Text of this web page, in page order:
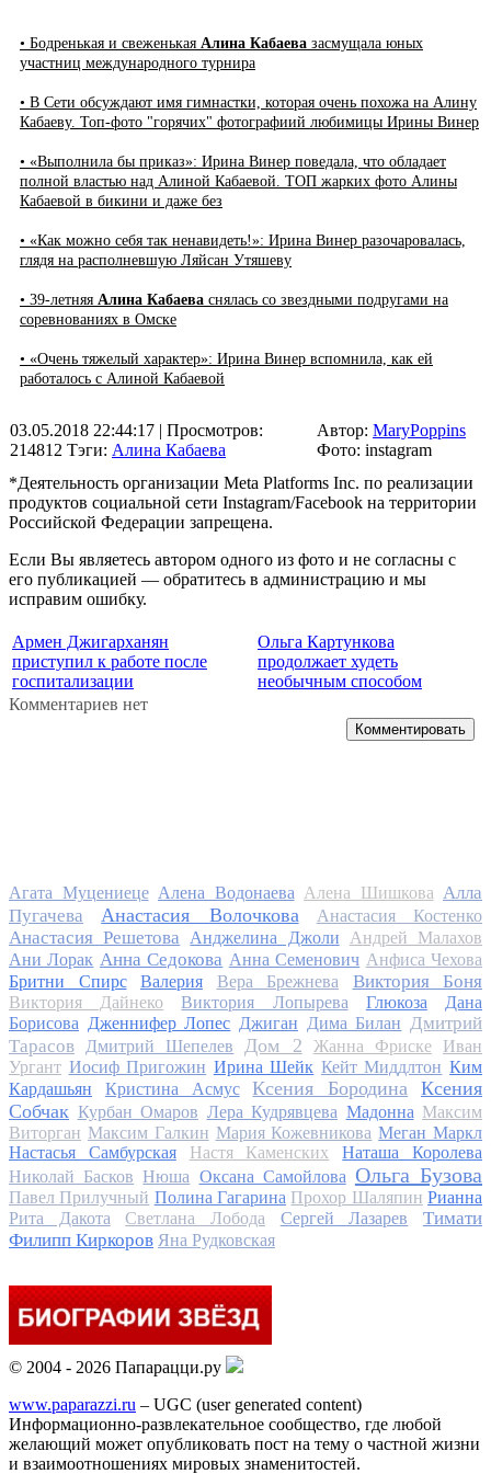
• Бодренькая и свеженькая Алина Кабаева засмущала юных
участниц международного турнира
• В Сети обсуждают имя гимнастки, которая очень похожа на Алину
Кабаеву. Топ-фото "горячих" фотографиий любимицы Ирины Винер
• «Выполнила бы приказ»: Ирина Винер поведала, что обладает
полной властью над Алиной Кабаевой. ТОП жарких фото Алины
Кабаевой в бикини и даже без
• «Как можно себя так ненавидеть!»: Ирина Винер разочаровалась,
глядя на располневшую Ляйсан Утяшеву
• 39-летняя Алина Кабаева снялась со звездными подругами на
соревнованиях в Омске
• «Очень тяжелый характер»: Ирина Винер вспомнила, как ей
работалось с Алиной Кабаевой
03.05.2018 22:44:17 | Просмотров:
214812 Тэги: Алина Кабаева
Автор: MaryPoppins
Фото: instagram
*Деятельность организации Meta Platforms Inc. по реализации
продуктов социальной сети Instagram/Facebook на территории
Российской Федерации запрещена.
Если Вы являетесь автором одного из фото и не согласны с
его публикацией — обратитесь в администрацию и мы
исправим ошибку.
Армен Джигарханян
приступил к работе после
госпитализации
Ольга Картункова
продолжает худеть
необычным способом
Комментариев нет
Комментировать
Агата Муцениеце Алена Водонаева Алена Шишкова Алла
Пугачева
Анастасия Волочкова Анастасия Костенко
Анастасия Решетова Анджелина Джоли
Андрей Малахов
Ани Лорак Анна Седокова Анна Семенович Анфиса Чехова
Бритни Спирс
Валерия Вера Брежнева Виктория Боня
Виктория Дайнеко Виктория Лопырева Глюкоза
Дана
Борисова Дженнифер Лопес Джиган Дима Билан Дмитрий
Тарасов
Дмитрий Шепелев Дом 2 Жанна Фриске
Иван
Ургант Иосиф Пригожин Ирина Шейк Кейт Миддлтон Ким
Кардашьян
Кристина Асмус Ксения Бородина
Ксения
Собчак Курбан Омаров Лера Кудрявцева Мадонна Максим
Виторган Максим Галкин Мария Кожевникова Меган Маркл
Настасья Самбурская
Настя Каменских
Наташа Королева
Николай Басков Нюша Оксана Самойлова Ольга Бузова
Павел Прилучный Полина Гагарина Прохор Шаляпин Рианна
Рита Дакота
Светлана Лобода Сергей Лазарев
Тимати
Филипп Киркоров Яна Рудковская
© 2004 - 2026 Папарацци.ру
www.paparazzi.ru – UGC (user generated content)
Информационно-развлекательное сообщество, где любой
желающий может опубликовать пост на тему о частной жизни
и взаимоотношениях мировых знаменитостей.